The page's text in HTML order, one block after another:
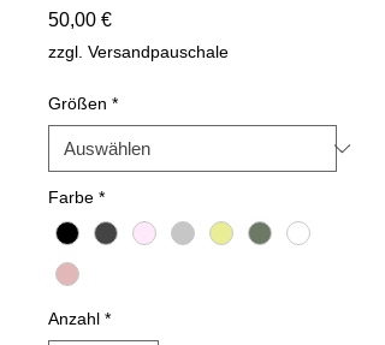
50,00 €Preis
zzgl. Versandpauschale
Größen *
Farbe *
Anzahl *